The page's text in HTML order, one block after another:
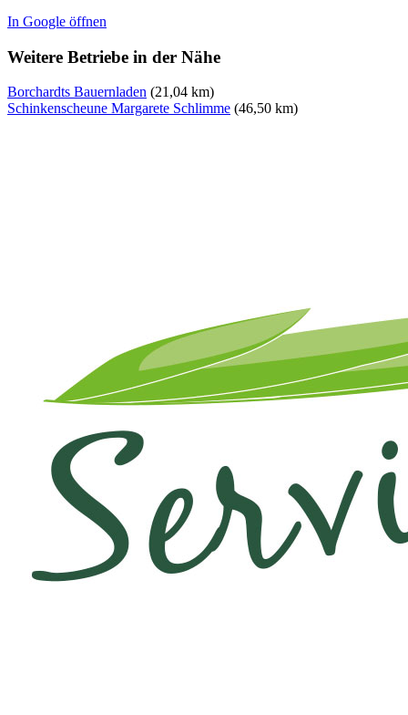
In Google öffnen
Weitere Betriebe in der Nähe
Borchardts Bauernladen (21,04 km)
Schinkenscheune Margarete Schlimme (46,50 km)